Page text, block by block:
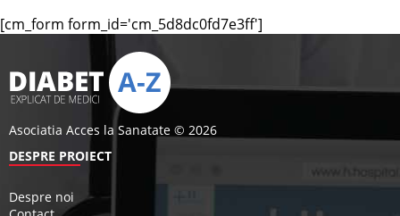
[cm_form form_id='cm_5d8dc0fd7e3ff']
Asociatia Acces la Sanatate © 2026
DESPRE PROIECT
Despre noi